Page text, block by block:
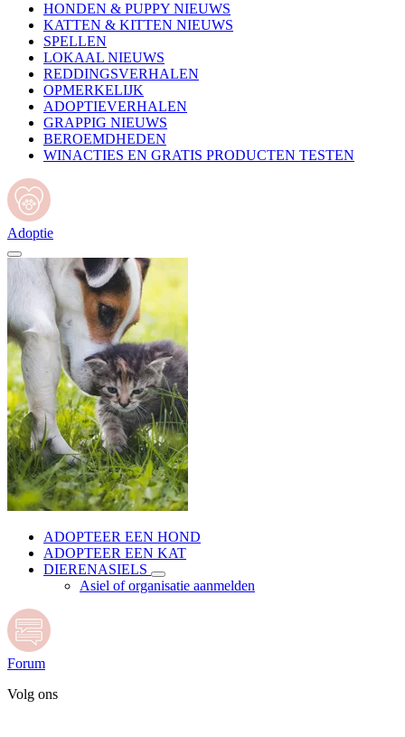
HONDEN & PUPPY NIEUWS
KATTEN & KITTEN NIEUWS
SPELLEN
LOKAAL NIEUWS
REDDINGSVERHALEN
OPMERKELIJK
ADOPTIEVERHALEN
GRAPPIG NIEUWS
BEROEMDHEDEN
WINACTIES EN GRATIS PRODUCTEN TESTEN
Adoptie
ADOPTEER EEN HOND
ADOPTEER EEN KAT
DIERENASIELS
Asiel of organisatie aanmelden
Forum
Volg ons